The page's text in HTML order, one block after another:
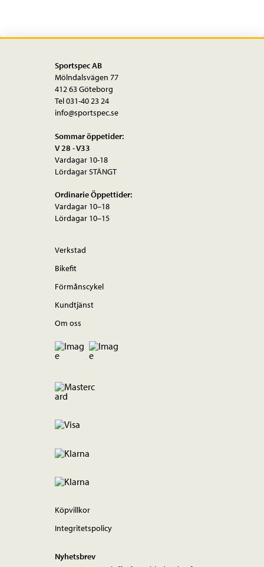
Sportspec AB
Mölndalsvägen 77
412 63 Göteborg
Tel 031-40 23 24
info@sportspec.se
Sommar öppetider:
V 28 - V33
Vardagar 10-18
Lördagar STÄNGT
Ordinarie Öppettider:
Vardagar 10–18
Lördagar 10–15
Verkstad
Bikefit
Förmånscykel
Kundtjänst
Om oss
Köpvillkor
Integritetspolicy
Nyhetsbrev